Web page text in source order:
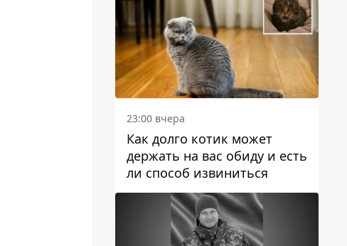
23:00 вчера
Как долго котик может
держать на вас обиду и есть
ли способ извиниться